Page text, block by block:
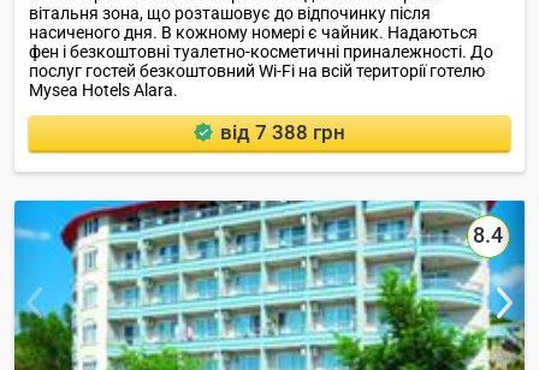
вітальня зона, що розташовує до відпочинку після
насиченого дня. В кожному номері є чайник. Надаються
фен і безкоштовні туалетно-косметичні приналежності. До
послуг гостей безкоштовний Wi-Fi на всій території готелю
Mysea Hotels Alara.
від 7 388 грн
8.4